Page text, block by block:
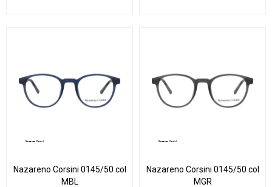
Nazareno Corsini 0145/50 col
MBL
Nazareno Corsini 0145/50 col
MGR